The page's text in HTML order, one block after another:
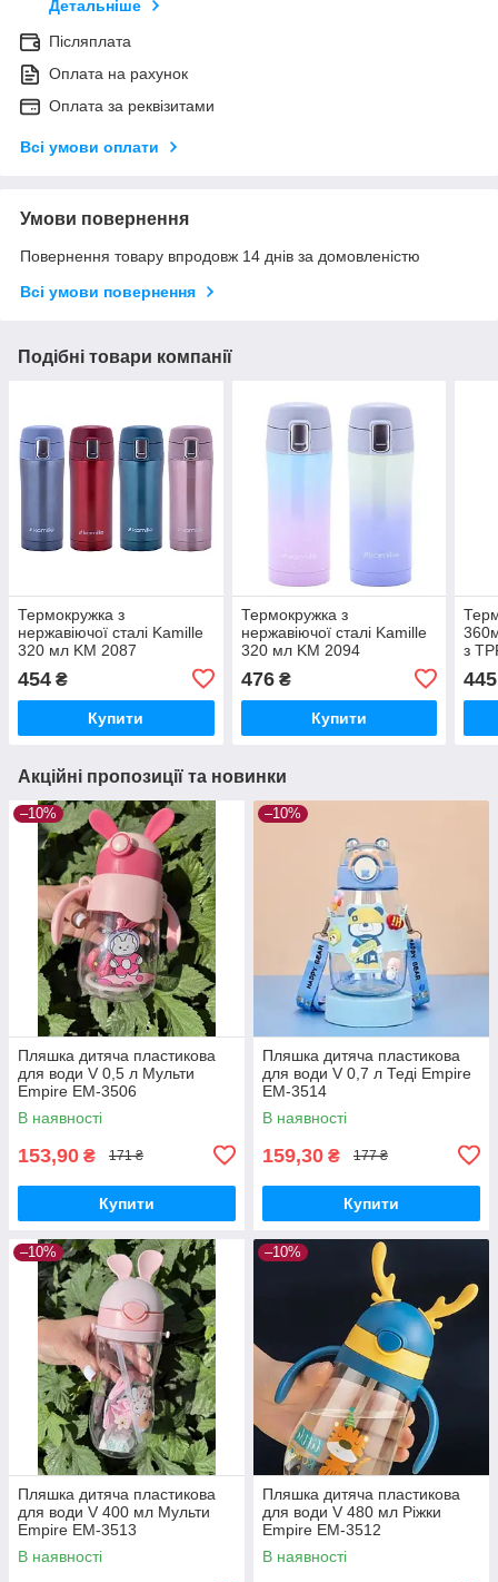
Детальніше
Післяплата
Оплата на рахунок
Оплата за реквізитами
Всі умови оплати
Умови повернення
Повернення товару впродовж 14 днів за домовленістю
Всі умови повернення
Подібні товари компанії
Термокружка з
нержавіючої сталі Kamille
320 мл KM 2087
454 ₴
Купити
Термокружка з
нержавіючої сталі Kamille
320 мл KM 2094
476₴
Купити
з
445
Акційні пропозиції та новинки
–10%
Пляшка дитяча пластикова
для води V 0,5 л Мульти
Empire EM-3506
В наявності
153,90 ₴ 171 ₴
Купити
–10%
Пляшка дитяча пластикова
для води V 0,7 л Теді Empire
EM-3514
В наявності
159,30 ₴ 177 ₴
Купити
–10%
Пляшка дитяча пластикова
для води V 400 мл Мульти
Empire EM-3513
В наявності
–10%
Пляшка дитяча пластикова
для води V 480 мл Ріжки
Empire EM-3512
В наявності